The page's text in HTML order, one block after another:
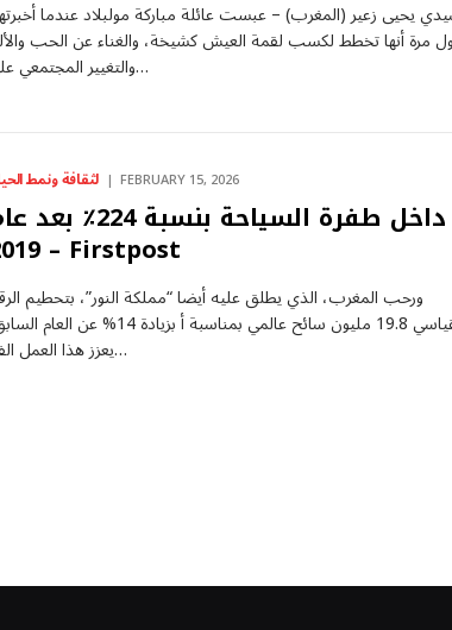
يحيى زعير (المغرب) – عبست عائلة مباركة مولبلاد عندما
مرة أنها تخطط لكسب لقمة العيش كشيخة، والغناء عن الحب
والتغيير المجتمعي على…
لثقافة ونمط FEBRUARY 15, 2026
داخل طفرة السياحة بنسبة 224٪
2019 – Firstpost
ورحب المغرب، الذي يطلق عليه أيضا “مملكة النور”، بتحطيم
القياسي 19.8 مليون سائح عالمي بمناسبة أ بزيادة 14% عن
يعزز هذا العمل الفذ…